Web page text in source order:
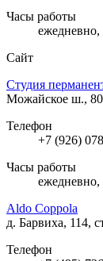
Часы работы
ежедневно,
Сайт
Студия
Можайское ш.,
Телефон
+7 (926)
Часы работы
ежедневно,
Aldo Coppola
д. Барвиха, 114,
Телефон